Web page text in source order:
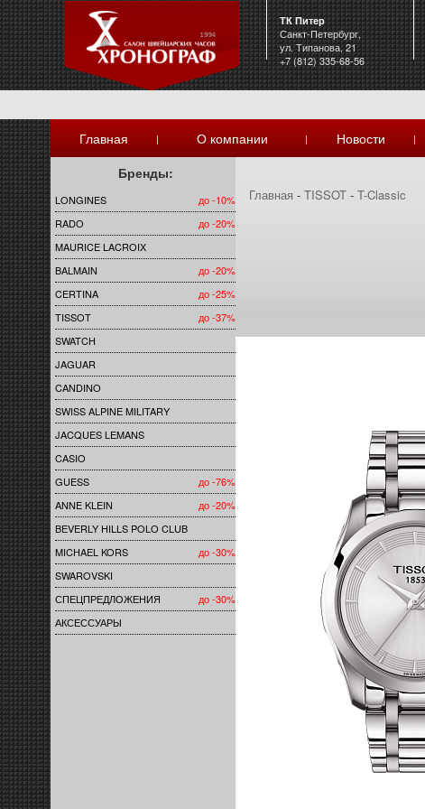
ТК Питер
Санкт-Петербург,
ул. Типанова, 21
+7 (812) 335-68-56
Главная
| О компании | Новости |
Бренды:
LONGINES
до -10%
RADO
до -20%
MAURICE LACROIX
BALMAIN
до -20%
CERTINA
до -25%
TISSOT
до -37%
SWATCH
JAGUAR
CANDINO
SWISS ALPINE MILITARY
JACQUES LEMANS
CASIO
GUESS
до -76%
ANNE KLEIN
до -20%
BEVERLY HILLS POLO CLUB
MICHAEL KORS
до -30%
SWAROVSKI
СПЕЦПРЕДЛОЖЕНИЯ
до -30%
АКСЕССУАРЫ
Главная -TISSOT -T-Classic